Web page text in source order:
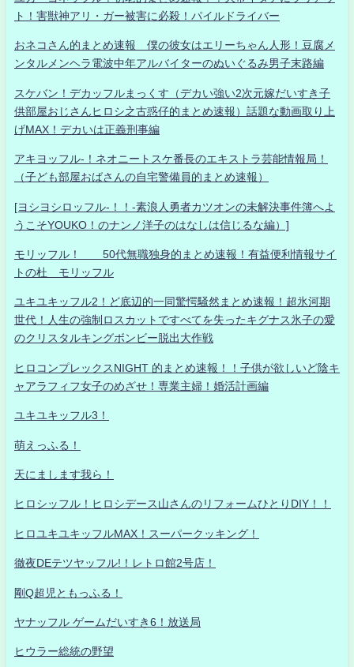
ト！害獣神アリ・ガー被害に必殺！パイルドライバー
おネコさん的まとめ速報 僕の彼女はエリーちゃん人形！豆腐メ
ンタルメンヘラ電波中年アルバイターのぬいぐるみ男子末路編
スケバン！デカッフルまっくす（デカい強い2次元嫁だいすき子
供部屋おじさんヒロシ之古惑仔的まとめ速報）話題な動画取り上
げMAX！デカいは正義刑事編
アキヨッフル-！ネオニートスケ番長のエキストラ芸能情報局！
（子ども部屋おばさんの自宅警備員的まとめ速報）
[ヨシヨシロッフル-！！-素浪人勇者カツオンの未解決事件簿へよ
うこそYOUKO！のナンノ洋子のはなしは信じるな編）]
モリッフル！ 50代無職独身的まとめ速報！有益便利情報サイ
トの杜 モリッフル
ユキユキッフル2！ど底辺的一同驚愕騒然まとめ速報！超氷河期
世代！人生の強制ロスカットですべてを失ったキグナス氷子の愛
のクリスタルキングボンビー脱出大作戦
ヒロコンプレックスNIGHT 的まとめ速報！！子供が欲しいど陰キ
ャアラフィフ女子のめざせ！専業主婦！婚活計画編
ユキユキッフル3！
萌えっふる！
天にまします我ら！
ヒロシッフル！ヒロシデース山さんのリフォームひとりDIY！！
ヒロユキユキッフルMAX！スーパークッキング！
徹夜DEテツヤッフル!！レトロ館2号店！
剛Q超児ともっふる！
ヤナッフル ゲームだいすき6！放送局
ヒウラー総統の野望